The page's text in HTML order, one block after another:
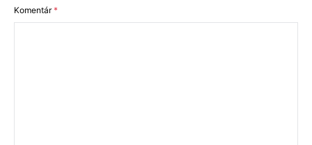
Komentár*